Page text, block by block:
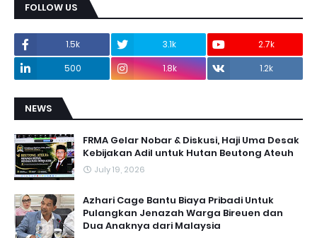
FOLLOW US
1.5k 3.1k
2.7k
500
1.8k 1.2k
NEWS
FRMA Gelar Nobar & Diskusi, Haji Uma Desak
Kebijakan Adil untuk Hutan Beutong Ateuh
July 19, 2026
Azhari Cage Bantu Biaya Pribadi Untuk
Pulangkan Jenazah Warga Bireuen dan
Dua Anaknya dari Malaysia